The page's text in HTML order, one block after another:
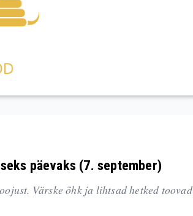
päevaks (7. september)
Värske õhk ja lihtsad hetked toovad